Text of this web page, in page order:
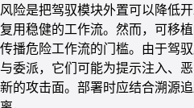
风险是把驾驭模块外置可以降低
复用稳健的工作流。然而，可移
传播危险工作流的门槛。由于驾
与委派，它们可能为提示注入、
新的攻击面。部署时应结合溯源